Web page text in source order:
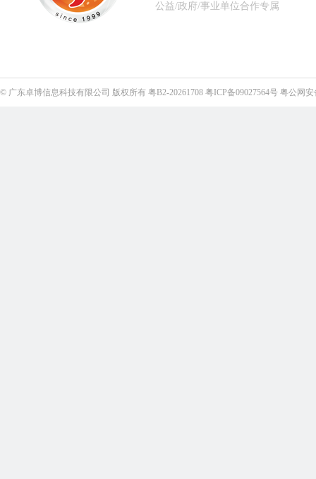
公益/政府/事业单位合作专属
© 广东卓博信息科技有限公司 版权所有 粤B2-20261708 粤ICP备09027564号 粤公网安